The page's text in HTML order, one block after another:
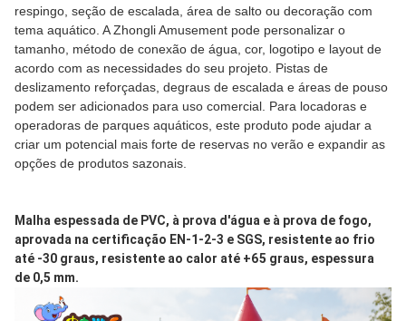
respingo, seção de escalada, área de salto ou decoração com
tema aquático. A Zhongli Amusement pode personalizar o
tamanho, método de conexão de água, cor, logotipo e layout de
acordo com as necessidades do seu projeto. Pistas de
deslizamento reforçadas, degraus de escalada e áreas de pouso
podem ser adicionados para uso comercial. Para locadoras e
operadoras de parques aquáticos, este produto pode ajudar a
criar um potencial mais forte de reservas no verão e expandir as
opções de produtos sazonais.
Malha espessada de PVC, à prova d'água e à prova de fogo,
aprovada na certificação EN-1-2-3 e SGS, resistente ao frio
até -30 graus, resistente ao calor até +65 graus, espessura
de 0,5 mm.